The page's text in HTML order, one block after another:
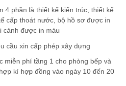
4 phần là thiết kế kiến trúc, thiết kế
cấp thoát nước, bộ hồ sơ được in
cảnh được in màu
cầu xin cấp phép xây dựng
miễn phí tầng 1 cho phòng bếp và
kí hợp đồng vào ngày 10 đến 20